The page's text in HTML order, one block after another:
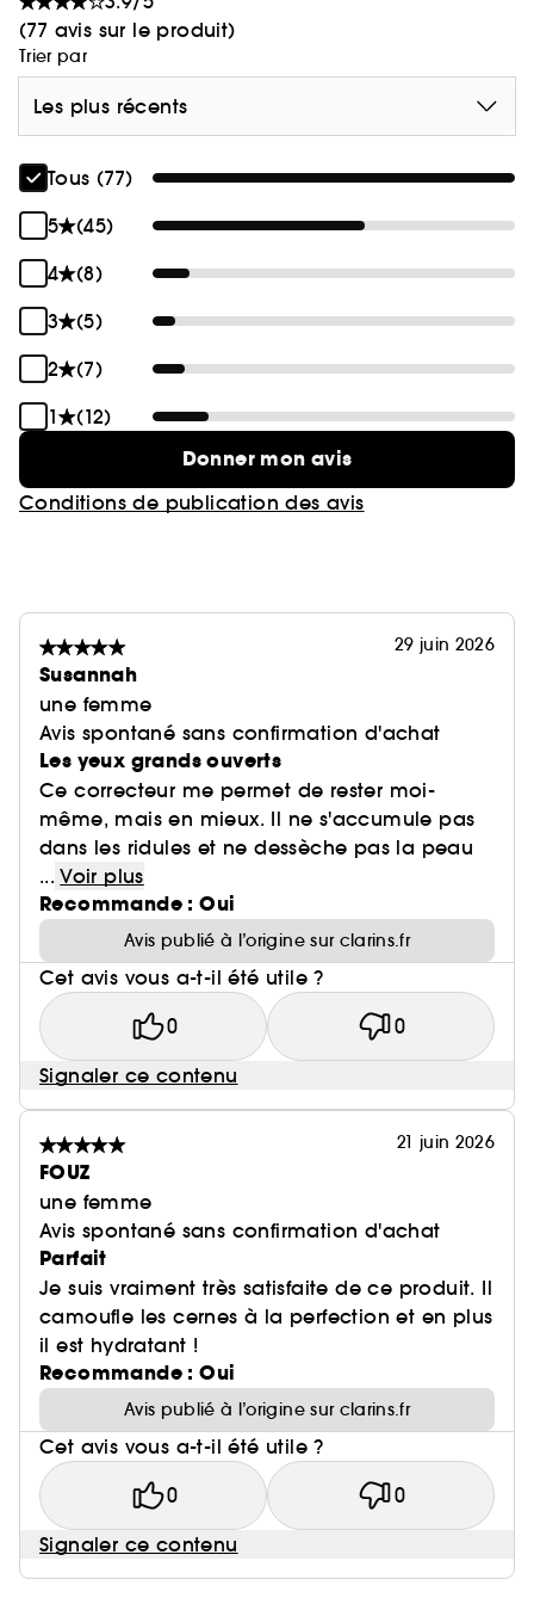
tenue.
(77 avis sur le produit)
Trier par
Les plus récents
Tous (77)
5
(45)
4
(8)
3
(5)
2
(7)
1
(12)
Donner mon avis
Conditions de publication des avis
29 juin 2026
Susannah
une femme
Avis spontané sans confirmation d'achat
Les yeux grands ouverts
Ce correcteur me permet de rester moi-
même, mais en mieux. Il ne s'accumule pas
dans les ridules et ne dessèche pas la peau
... Voir plus
Recommande : Oui
Avis publié à l’origine sur clarins.fr
Cet avis vous a-t-il été utile ?
0 0
Signaler ce contenu
21 juin 2026
FOUZ
une femme
Avis spontané sans confirmation d'achat
Parfait
Je suis vraiment très satisfaite de ce produit. Il
camoufle les cernes à la perfection et en plus
il est hydratant !
Recommande : Oui
Avis publié à l’origine sur clarins.fr
Cet avis vous a-t-il été utile ?
0 0
Signaler ce contenu